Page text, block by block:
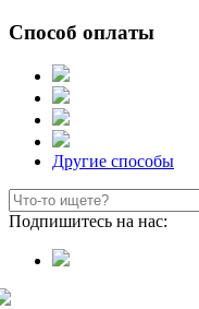
Способ оплаты
Другие способы
Подпишитесь на нас: